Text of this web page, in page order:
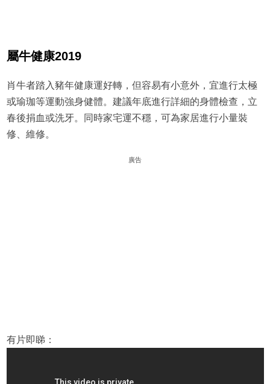
屬牛健康2019
肖牛者踏入豬年健康運好轉，但容易有小意外，宜進行太極
或瑜珈等運動強身健體。建議年底進行詳細的身體檢查，立
春後捐血或洗牙。同時家宅運不穩，可為家居進行小量裝
修、維修。
廣告
有片即睇：